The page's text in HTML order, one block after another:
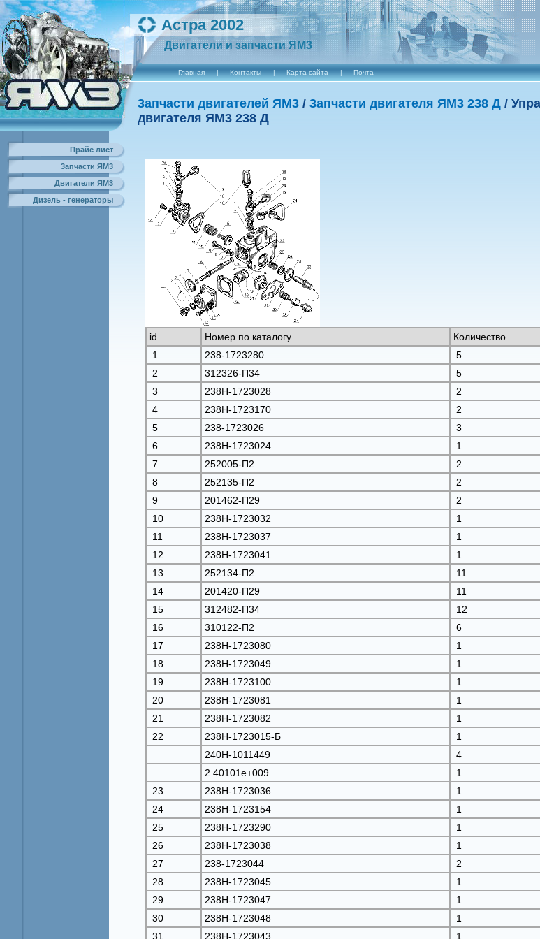
Астра 2002
Двигатели и запчасти ЯМ3
Главная | Контакты | Карта сайта | Почта
Прайс лист
3апчасти ЯМ3
Двигатели ЯМ3
Дизель - генераторы
3апчасти двигателей ЯМ3 / 3апчасти двигателя ЯM3 238 Д /
двигателя ЯM3 238 Д
id Номер по каталогу Количество
1
238-1723280 5
2
312326-П34 5
3
238Н-1723028 2
4
238Н-1723170 2
5
238-1723026 3
6
238Н-1723024 1
7
252005-П2 2
8
252135-П2 2
9
201462-П29 2
10
238Н-1723032 1
11
238Н-1723037 1
12
238Н-1723041 1
13
252134-П2 11
14
201420-П29 11
15
312482-П34 12
16
310122-П2 6
17
238Н-1723080 1
18
238Н-1723049 1
19
238Н-1723100 1
20
238Н-1723081 1
21
238Н-1723082 1
22
238Н-1723015-Б 1
240Н-1011449
4
2.40101e+009
1
23
238Н-1723036 1
24
238Н-1723154 1
25
238Н-1723290 1
26
238Н-1723038 1
27
238-1723044 2
28
238Н-1723045 1
29
238Н-1723047 1
30
238Н-1723048 1
31
238Н-1723043 1